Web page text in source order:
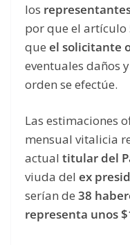
los
por que el artículo
que el solicitante
eventuales daños
orden se efectúe.
Las estimaciones
mensual vitalicia
actual titular del
viuda del ex
serían de 38
representa unos